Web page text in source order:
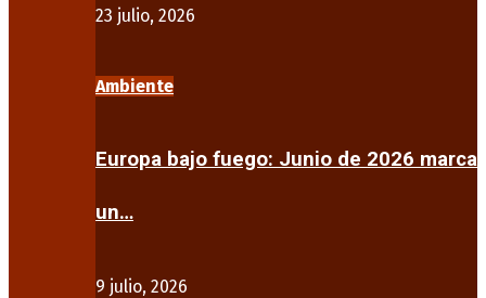
23 julio, 2026
Ambiente
Europa bajo fuego: Junio de 2026 marca
un…
9 julio, 2026